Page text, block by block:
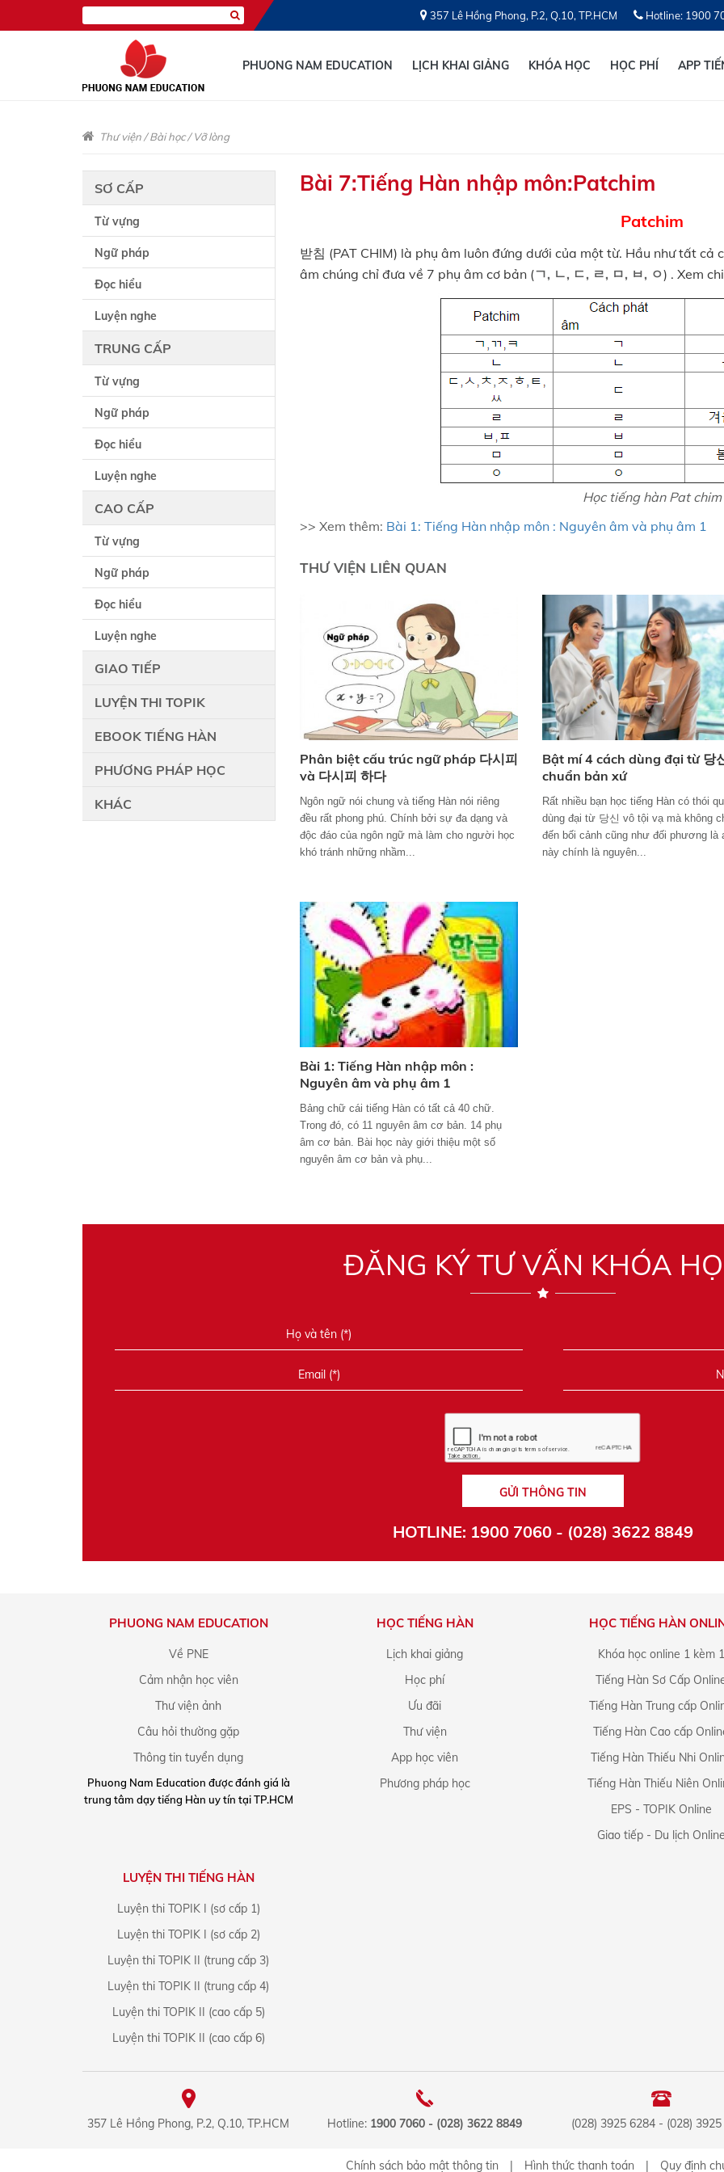
357 Lê Hồng Phong, P.2, Q.10, TP.HCM Hotline: 1900
PHUONG NAM EDUCATION LỊCH KHAI GIẢNG KHÓA HỌC HỌC PHÍ APP
Thư viện/Bài học/Vỡ lòng
SƠ CẤP
Từ vựng
Ngữ pháp
Đọc hiểu
Luyện nghe
TRUNG CẤP
Từ vựng
Ngữ pháp
Đọc hiểu
Luyện nghe
CAO CẤP
Từ vựng
Ngữ pháp
Đọc hiểu
Luyện nghe
GIAO TIẾP
LUYỆN THI TOPIK
EBOOK TIẾNG HÀN
PHƯƠNG PHÁP HỌC
KHÁC
Bài 7:Tiếng Hàn nhập môn:Patchim
Patchim
받침 (PAT CHIM) là phụ âm luôn đứng dưới của một từ. Hầu như tất
âm chúng chỉ đưa về 7 phụ âm cơ bản (ㄱ, ㄴ, ㄷ, ㄹ, ㅁ, ㅂ, ㅇ) . Xem
Học tiếng hàn Pat chim
>> Xem thêm: Bài 1: Tiếng Hàn nhập môn : Nguyên âm và phụ âm 1
THƯ VIỆN LIÊN QUAN
Phân biệt cấu trúc ngữ pháp 다시피
và 다시피 하다
Ngôn ngữ nói chung và tiếng Hàn nói riêng
đều rất phong phú. Chính bởi sự đa dạng và
độc đáo của ngôn ngữ mà làm cho người học
khó tránh những nhầm...
Bật mí 4 cách dùng đại từ 당
chuẩn bản xứ
Rất nhiều bạn học tiếng Hàn có thói
dùng đại từ 당신 vô tội vạ mà không
đến bối cảnh cũng như đối phương là
này chính là nguyên...
Bài 1: Tiếng Hàn nhập môn :
Nguyên âm và phụ âm 1
Bảng chữ cái tiếng Hàn có tất cả 40 chữ.
Trong đó, có 11 nguyên âm cơ bản. 14 phụ
âm cơ bản. Bài học này giới thiệu một số
nguyên âm cơ bản và phụ...
ĐĂNG KÝ TƯ VẤN KHÓA
GỬI THÔNG TIN
HOTLINE: 1900 7060 - (028) 3622 8849
PHUONG NAM EDUCATION
Về PNE
Cảm nhận học viên
Thư viện ảnh
Câu hỏi thường gặp
Thông tin tuyển dụng
Phuong Nam Education được đánh giá là
trung tâm dạy tiếng Hàn uy tín tại TP.HCM
HỌC TIẾNG HÀN
Lịch khai giảng
Học phí
Ưu đãi
Thư viện
App học viên
Phương pháp học
HỌC TIẾNG HÀN
Khóa học online 1 kèm 1
Tiếng Hàn Sơ Cấp
Tiếng Hàn Trung cấp
Tiếng Hàn Cao cấp
Tiếng Hàn Thiếu Nhi
Tiếng Hàn Thiếu Niên
EPS - TOPIK Online
Giao tiếp - Du lịch
LUYỆN THI TIẾNG HÀN
Luyện thi TOPIK I (sơ cấp 1)
Luyện thi TOPIK I (sơ cấp 2)
Luyện thi TOPIK II (trung cấp 3)
Luyện thi TOPIK II (trung cấp 4)
Luyện thi TOPIK II (cao cấp 5)
Luyện thi TOPIK II (cao cấp 6)
357 Lê Hồng Phong, P.2, Q.10, TP.HCM Hotline: 1900 7060 - (028) 3622 8849 (028) 3925 6284 - (028)
Chính sách bảo mật thông tin | Hình thức thanh toán | Quy định